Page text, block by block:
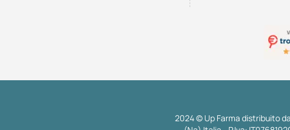
2024 © Up Farma distribuito